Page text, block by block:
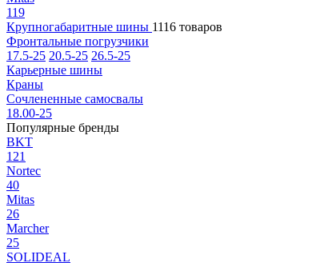
119
Крупногабаритные шины 1116 товаров
Фронтальные погрузчики
17.5-25 20.5-25 26.5-25
Карьерные шины
Краны
Сочлененные самосвалы
18.00-25
Популярные бренды
BKT
121
Nortec
40
Mitas
26
Marcher
25
SOLIDEAL